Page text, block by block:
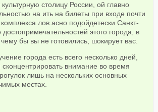
столицу России, ой главно
на ить на билеты при входе почти
подойдетески Санкт-
достопримечательностей этого города, в
бы вы не готовились, шокирует вас.
города есть всего несколько дней,
сконцентрировать внимание во время
лишь на нескольких основных
местах.